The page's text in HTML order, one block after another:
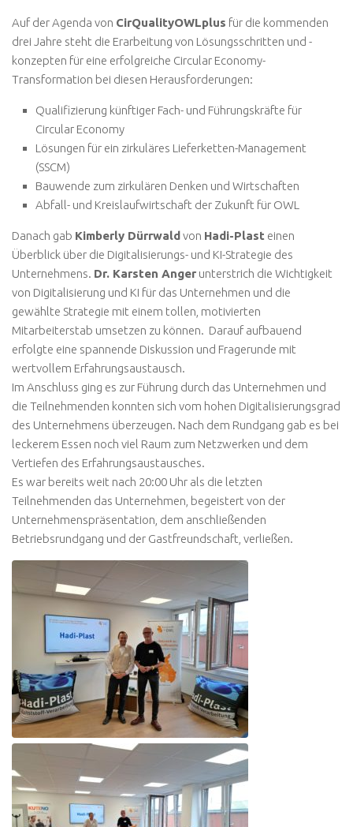
Auf der Agenda von CirQualityOWLplus für die kommenden
drei Jahre steht die Erarbeitung von Lösungsschritten und -
konzepten für eine erfolgreiche Circular Economy-
Transformation bei diesen Herausforderungen:
Qualifizierung künftiger Fach- und Führungskräfte für
Circular Economy
Lösungen für ein zirkuläres Lieferketten-Management
(SSCM)
Bauwende zum zirkulären Denken und Wirtschaften
Abfall- und Kreislaufwirtschaft der Zukunft für OWL
Danach gab Kimberly Dürrwald von Hadi-Plast einen
Überblick über die Digitalisierungs- und KI-Strategie des
Unternehmens. Dr. Karsten Anger unterstrich die Wichtigkeit
von Digitalisierung und KI für das Unternehmen und die
gewählte Strategie mit einem tollen, motivierten
Mitarbeiterstab umsetzen zu können. Darauf aufbauend
erfolgte eine spannende Diskussion und Fragerunde mit
wertvollem Erfahrungsaustausch.
Im Anschluss ging es zur Führung durch das Unternehmen und
die Teilnehmenden konnten sich vom hohen Digitalisierungsgrad
des Unternehmens überzeugen. Nach dem Rundgang gab es bei
leckerem Essen noch viel Raum zum Netzwerken und dem
Vertiefen des Erfahrungsaustausches.
Es war bereits weit nach 20:00 Uhr als die letzten
Teilnehmenden das Unternehmen, begeistert von der
Unternehmenspräsentation, dem anschließenden
Betriebsrundgang und der Gastfreundschaft, verließen.